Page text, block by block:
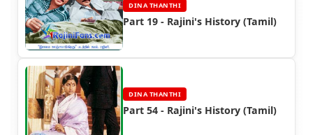
DINA THANTHI
Part 19 - Rajini's History (Tamil)
DINA THANTHI
Part 54 - Rajini's History (Tamil)